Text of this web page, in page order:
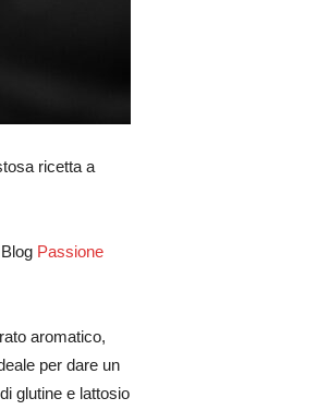
ricetta a
Passione
aromatico,
per dare un
glutine e lattosio